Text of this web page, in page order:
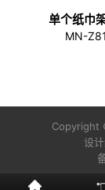
单个纸巾
MN-
Copyright
设计